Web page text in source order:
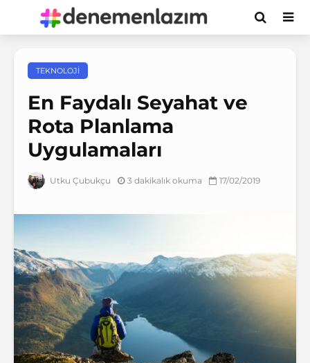
TEKNOLOJI
En Faydalı Seyahat ve
Rota Planlama
Uygulamaları
Utku Çubukçu 3 dakikalık okuma 17/02/2019